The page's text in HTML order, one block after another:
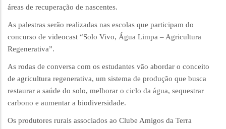
áreas de recuperação de nascentes.
As palestras serão realizadas nas escolas que participam do
concurso de videocast “Solo Vivo, Água Limpa – Agricultura
Regenerativa”.
As rodas de conversa com os estudantes vão abordar o conceito
de agricultura regenerativa, um sistema de produção que busca
restaurar a saúde do solo, melhorar o ciclo da água, sequestrar
carbono e aumentar a biodiversidade.
Os produtores rurais associados ao Clube Amigos da Terra